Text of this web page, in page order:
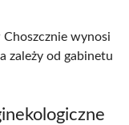
wynosi
zależy od gabinetu